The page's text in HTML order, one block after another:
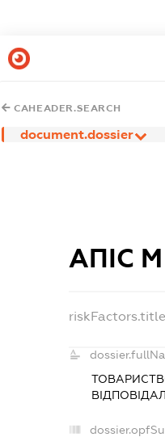
CAHEADER.SEARCH
document.dossier
АПІС М
riskFactors.title